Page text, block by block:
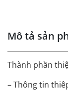
Mô tả sản
Thành phần
– Thông tin